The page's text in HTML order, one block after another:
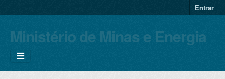
Entrar
Ministério de Minas e Energia